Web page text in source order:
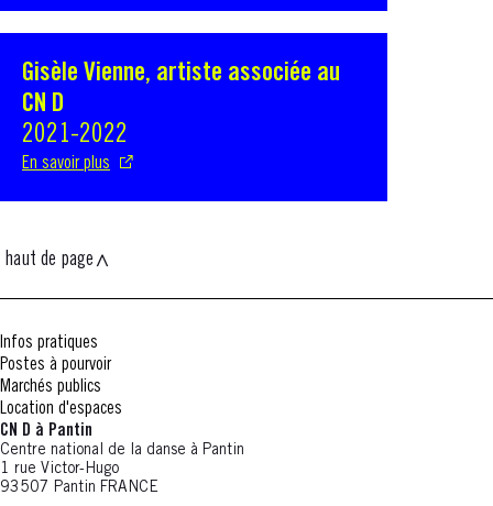
Gisèle Vienne, artiste associée au
CN D
2021-2022
En savoir plus
S'ouvre dans une nouvelle fenêtre
haut de page
Infos pratiques
Postes à pourvoir
Marchés publics
Location d'espaces
CN D à Pantin
Centre national de la danse à Pantin
1 rue Victor-Hugo
93507 Pantin FRANCE